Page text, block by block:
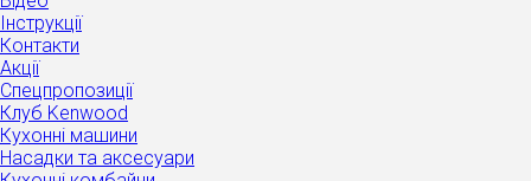
Інструкції
Контакти
Акції
Спецпропозиції
Клуб Kenwood
Кухонні машини
Насадки та аксесуари